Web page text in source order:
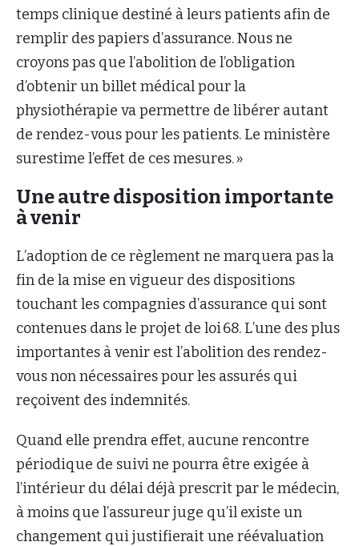
temps clinique destiné à leurs patients afin de
remplir des papiers d’assurance. Nous ne
croyons pas que l’abolition de l’obligation
d’obtenir un billet médical pour la
physiothérapie va permettre de libérer autant
de rendez-vous pour les patients. Le ministère
surestime l’effet de ces mesures. »
Une autre disposition importante
à venir
L’adoption de ce règlement ne marquera pas la
fin de la mise en vigueur des dispositions
touchant les compagnies d’assurance qui sont
contenues dans le projet de loi 68. L’une des plus
importantes à venir est l’abolition des rendez-
vous non nécessaires pour les assurés qui
reçoivent des indemnités.
Quand elle prendra effet, aucune rencontre
périodique de suivi ne pourra être exigée à
l’intérieur du délai déjà prescrit par le médecin,
à moins que l’assureur juge qu’il existe un
changement qui justifierait une réévaluation